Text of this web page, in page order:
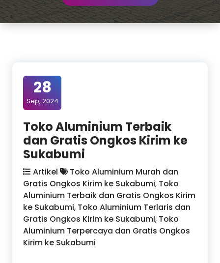
28
Sep, 2024
Toko Aluminium Terbaik
dan Gratis Ongkos Kirim ke
Sukabumi
Artikel
Toko Aluminium Murah dan
Gratis Ongkos Kirim ke Sukabumi, Toko
Aluminium Terbaik dan Gratis Ongkos Kirim
ke Sukabumi, Toko Aluminium Terlaris dan
Gratis Ongkos Kirim ke Sukabumi, Toko
Aluminium Terpercaya dan Gratis Ongkos
Kirim ke Sukabumi